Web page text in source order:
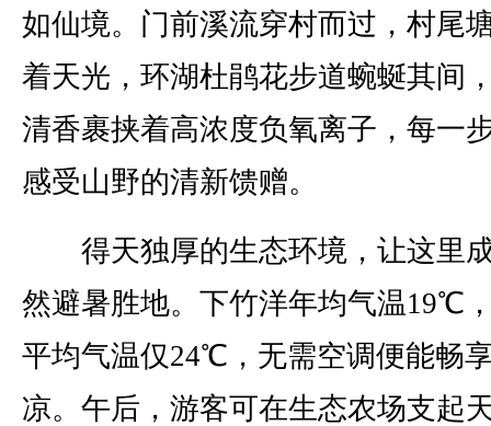
如仙境。门前溪流穿村而过，村尾
着天光，环湖杜鹃花步道蜿蜒其间
清香裹挟着高浓度负氧离子，每一
感受山野的清新馈赠。
得天独厚的生态环境，让这里
然避暑胜地。下竹洋年均气温19℃
平均气温仅24℃，无需空调便能畅
凉。午后，游客可在生态农场支起